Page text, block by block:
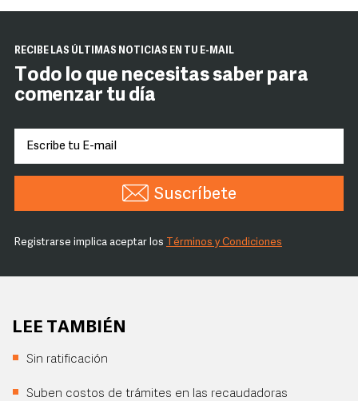
RECIBE LAS ÚLTIMAS NOTICIAS EN TU E-MAIL
Todo lo que necesitas saber para
comenzar tu día
Suscríbete
Registrarse implica aceptar los Términos y Condiciones
LEE TAMBIÉN
Sin ratificación
Suben costos de trámites en las recaudadoras